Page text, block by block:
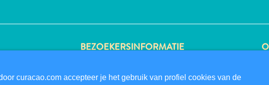
BEZOEKERSINFORMATIE
FAQS
curacao.com accepteer je het gebruik van profiel cookies van de